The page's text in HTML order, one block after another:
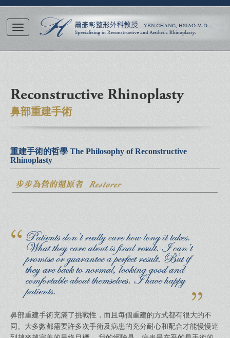
Reconstructive Rhinoplasty
鼻部重建手術
重建手術的哲學 The Philosophy of Reconstructive
Rhinoplasty
鼻部重建手術充滿了挑戰性，而且每個重建的方式都有很大的不
同。大多數都需要許多次手術及病患的充分耐心和配合才能慢慢達